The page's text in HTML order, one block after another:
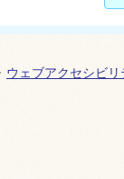
ウェブアクセシビリ